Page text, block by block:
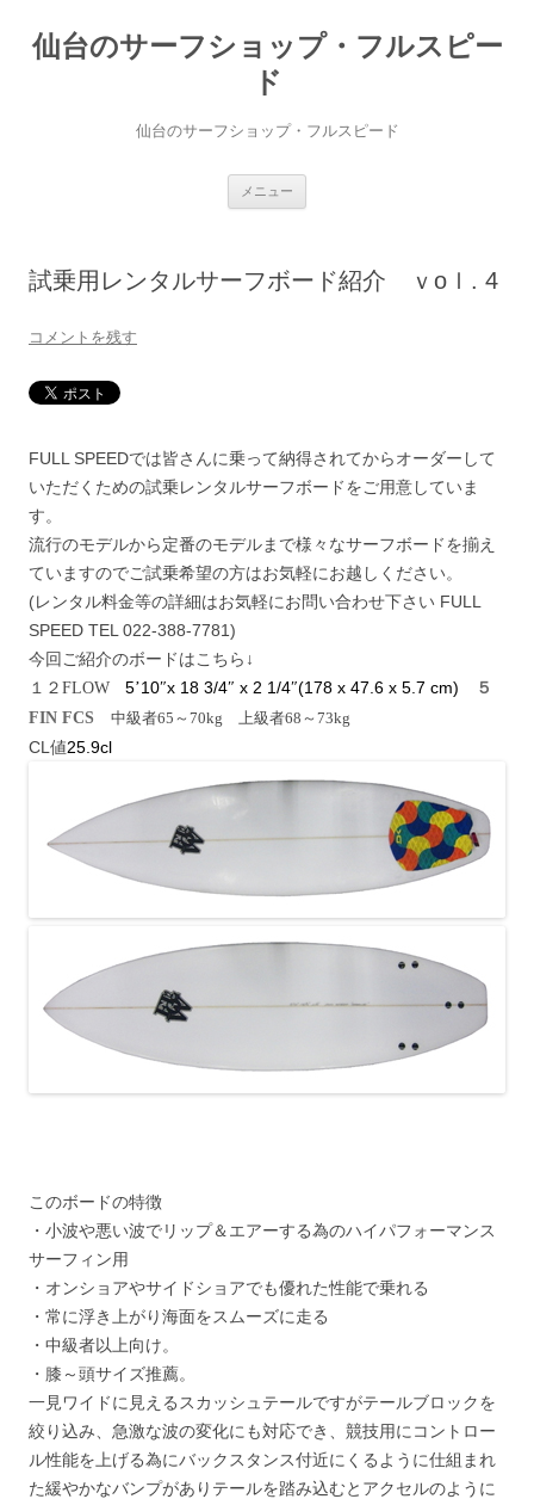
仙台のサーフショップ・フルスピー
ド
仙台のサーフショップ・フルスピード
メニュー
ス
試乗用レンタルサーフボード紹介 ｖoｌ. 4
コメントを残す
FULL SPEEDでは皆さんに乗って納得されてからオーダーして
いただくための試乗レンタルサーフボードをご用意していま
す。
流行のモデルから定番のモデルまで様々なサーフボードを揃え
ていますのでご試乗希望の方はお気軽にお越しください。
(レンタル料金等の詳細はお気軽にお問い合わせ下さい FULL
SPEED TEL 022-388-7781)
今回ご紹介のボードはこちら↓
１２FLOW 5’10″x 18 3/4″ x 2 1/4″(178 x 47.6 x 5.7 cm) ５
FIN FCS 中級者65～70kg 上級者68～73kg
CL値25.9cl
このボードの特徴
・小波や悪い波でリップ＆エアーする為のハイパフォーマンス
サーフィン用
・オンショアやサイドショアでも優れた性能で乗れる
・常に浮き上がり海面をスムーズに走る
・中級者以上向け。
・膝～頭サイズ推薦。
一見ワイドに見えるスカッシュテールですがテールブロックを
絞り込み、急激な波の変化にも対応でき、競技用にコントロー
ル性能を上げる為にバックスタンス付近にくるように仕組まれ
た緩やかなバンプがありテールを踏み込むとアクセルのように